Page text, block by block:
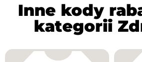
Inne kody
kategorii